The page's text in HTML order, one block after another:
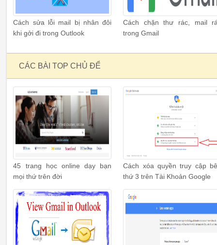
Cách sửa lỗi mail bị nhân đôi
khi gởi đi trong Outlook
Cách chặn thư rác, mail
trong Gmail
CÁC BÀI TOP CHỦ ĐỂ
45 trang học online dạy bạn
mọi thứ trên đời
Cách xóa quyền truy cập
thứ 3 trên Tài Khoản Google